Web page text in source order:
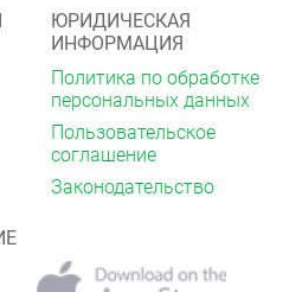
двух и более
НПВС из-за возможного
побочных
одновременно со
препараты:
тромболитических
ЮРИДИЧЕСКАЯ
ИНФОРМАЦИЯ
Политика по обработке
персональных данных
Пользовательское
соглашение
Законодательство